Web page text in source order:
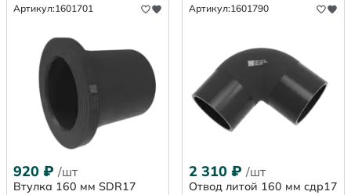
Артикул:1601701
920 ₽ /шт
Втулка 160 мм SDR17
Артикул:1601790
2 310 ₽ /шт
Отвод литой 160 мм сдр17